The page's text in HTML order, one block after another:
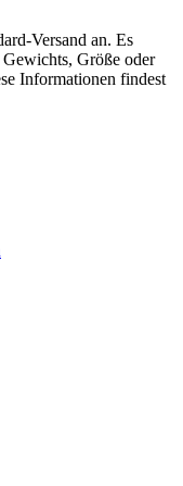
Versand an. Es
Größe oder
Informationen findest